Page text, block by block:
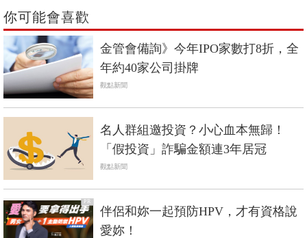
你可能會喜歡
金管會備詢》今年IPO家數打8折，全
年約40家公司掛牌
觀點新聞
名人群組邀投資？小心血本無歸！
「假投資」詐騙金額連3年居冠
觀點新聞
PR
伴侶和妳一起預防HPV，才有資格說
愛妳！